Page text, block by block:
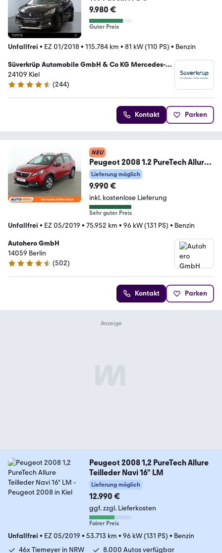
9.980 €
Guter Preis
Unfallfrei • EZ 01/2018• 115.784 km • 81 kW (110 PS) • Benzin
Süverkrüp Automobile GmbH & Co KG Mercedes-
Benz Kiel
24109 Kiel
4.7 Sterne
(244)
Kontakt Parken
NEU
Peugeot 2008 1.2 PureTech Allure
*NAVI*TEMPO*PDC*SHZ*ALU
Lieferung möglich
9.990 €
inkl. kostenlose Lieferung
Sehr guter Preis
Unfallfrei • EZ 05/2019 • 75.952 km • 96 kW (131 PS) • Benzin
Autohero GmbH
14059 Berlin
4.5 Sterne
(502)
Kontakt Parken
Peugeot 2008 1,2 PureTech Allure
Teilleder Navi 16" LM
Lieferung möglich
12.990 €
ggf. zzgl. Lieferkosten
Fairer Preis
Unfallfrei • EZ 05/2019 • 53.713 km • 96 kW (131 PS) • Benzin
46x Tiemeyer in NRW
8.000 Autos verfügbar